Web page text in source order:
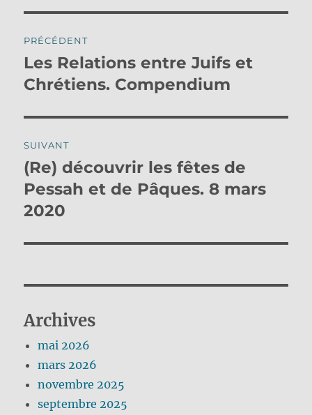
de
l’article
PRÉCÉDENT
Publication
précédente :
Les Relations entre Juifs et
Chrétiens. Compendium
SUIVANT
Publication
suivante :
(Re) découvrir les fêtes de
Pessah et de Pâques. 8 mars
2020
Archives
mai 2026
mars 2026
novembre 2025
septembre 2025